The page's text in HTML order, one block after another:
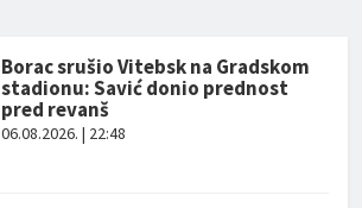
Borac srušio Vitebsk na Gradskom
stadionu: Savić donio prednost
pred revanš
06.08.2026. | 22:48